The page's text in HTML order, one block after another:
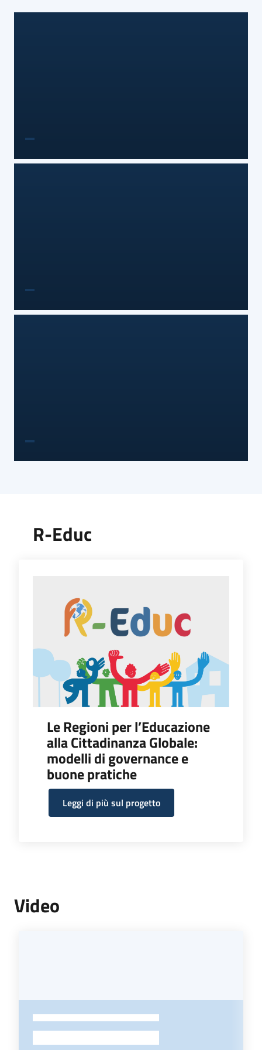
R-Educ
Le Regioni per l’Educazione
alla Cittadinanza Globale:
modelli di governance e
buone pratiche
Leggi di più sul progetto
Video
-